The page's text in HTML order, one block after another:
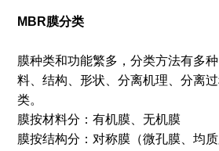
MBR膜分类
膜种类和功能繁多，分类方法有多
料、结构、形状、分离机理、分离
类。
膜按材料分：有机膜、无机膜
膜按结构分：对称膜（微孔膜、均